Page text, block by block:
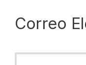
Correo